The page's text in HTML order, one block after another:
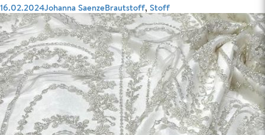
Veröffentlicht
am
16.02.2024Autor
Johanna SaenzeKategorien
Brautstoff,Stoff